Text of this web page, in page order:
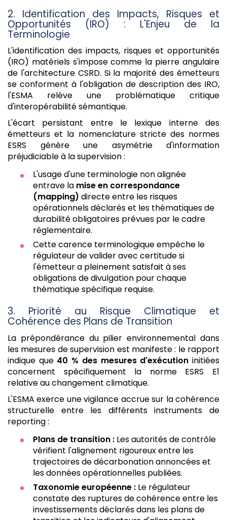
2. Identification des Impacts, Risques et
Opportunités (IRO) : L'Enjeu de la
Terminologie
L'identification des impacts, risques et opportunités
(IRO) matériels s'impose comme la pierre angulaire
de l'architecture CSRD. Si la majorité des émetteurs
se conforment à l'obligation de description des IRO,
l'ESMA relève une problématique critique
d'interopérabilité sémantique.
L'écart persistant entre le lexique interne des
émetteurs et la nomenclature stricte des normes
ESRS génère une asymétrie d'information
préjudiciable à la supervision :
L'usage d'une terminologie non alignée
entrave la mise en correspondance
(mapping) directe entre les risques
opérationnels déclarés et les thématiques de
durabilité obligatoires prévues par le cadre
réglementaire.
Cette carence terminologique empêche le
régulateur de valider avec certitude si
l'émetteur a pleinement satisfait à ses
obligations de divulgation pour chaque
thématique spécifique requise.
3. Priorité au Risque Climatique et
Cohérence des Plans de Transition
La prépondérance du pilier environnemental dans
les mesures de supervision est manifeste : le rapport
indique que 40 % des mesures d'exécution initiées
concernent spécifiquement la norme ESRS E1
relative au changement climatique.
L'ESMA exerce une vigilance accrue sur la cohérence
structurelle entre les différents instruments de
reporting :
Plans de transition : Les autorités de contrôle
vérifient l'alignement rigoureux entre les
trajectoires de décarbonation annoncées et
les données opérationnelles publiées.
Taxonomie européenne : Le régulateur
constate des ruptures de cohérence entre les
investissements déclarés dans les plans de